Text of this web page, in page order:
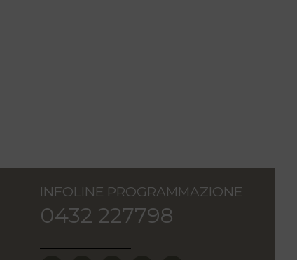
INFOLINE PROGRAMMAZIONE
0432 227798